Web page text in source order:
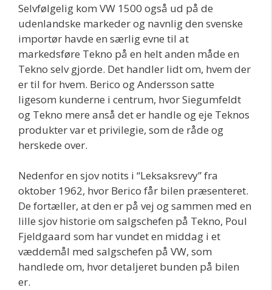
Selvfølgelig kom VW 1500 også ud på de
udenlandske markeder og navnlig den svenske
importør havde en særlig evne til at
markedsføre Tekno på en helt anden måde en
Tekno selv gjorde. Det handler lidt om, hvem der
er til for hvem. Berico og Andersson satte
ligesom kunderne i centrum, hvor Siegumfeldt
og Tekno mere anså det er handle og eje Teknos
produkter var et privilegie, som de råde og
herskede over.
Nedenfor en sjov notits i “Leksaksrevy” fra
oktober 1962, hvor Berico får bilen præsenteret.
De fortæller, at den er på vej og sammen med en
lille sjov historie om salgschefen på Tekno, Poul
Fjeldgaard som har vundet en middag i et
væddemål med salgschefen på VW, som
handlede om, hvor detaljeret bunden på bilen
er.